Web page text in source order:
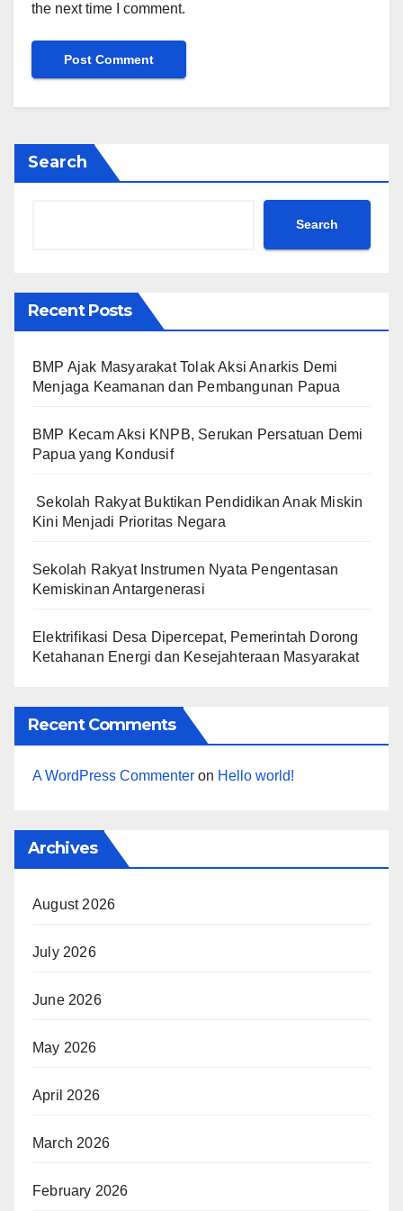
the next time I comment.
Search
Search
Recent Posts
BMP Ajak Masyarakat Tolak Aksi Anarkis Demi
Menjaga Keamanan dan Pembangunan Papua
BMP Kecam Aksi KNPB, Serukan Persatuan Demi
Papua yang Kondusif
Sekolah Rakyat Buktikan Pendidikan Anak Miskin
Kini Menjadi Prioritas Negara
Sekolah Rakyat Instrumen Nyata Pengentasan
Kemiskinan Antargenerasi
Elektrifikasi Desa Dipercepat, Pemerintah Dorong
Ketahanan Energi dan Kesejahteraan Masyarakat
Recent Comments
A WordPress Commenter on Hello world!
Archives
August 2026
July 2026
June 2026
May 2026
April 2026
March 2026
February 2026